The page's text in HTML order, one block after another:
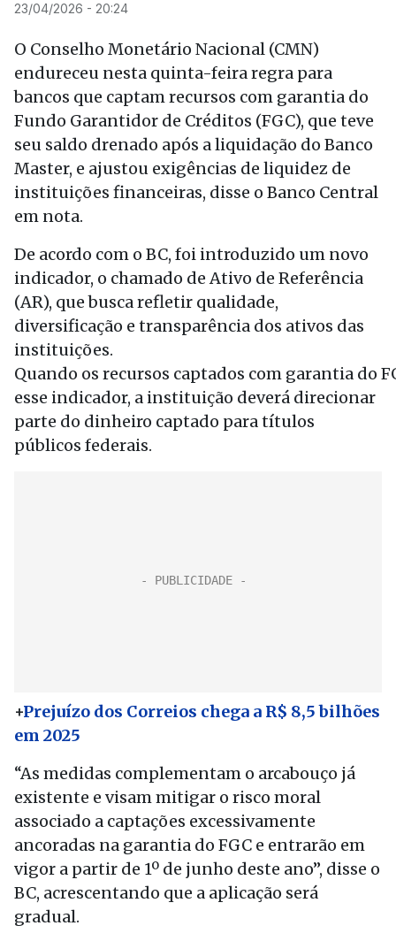
23/04/2026 - 20:24
O Conselho Monetário Nacional (CMN)
endureceu nesta quinta-feira regra para
bancos que captam recursos com garantia do
Fundo Garantidor de Créditos (FGC), que teve
seu saldo drenado após a liquidação do Banco
Master, e ajustou exigências de liquidez de
instituições financeiras, disse o Banco Central
em nota.
De acordo com o BC, foi introduzido um novo
indicador, o chamado de Ativo de Referência
(AR), que busca refletir qualidade,
diversificação e transparência dos ativos das
instituições.
Quando os recursos captados com garantia do
esse indicador, a instituição deverá direcionar
parte do dinheiro captado para títulos
públicos federais.
+Prejuízo dos Correios chega a R$ 8,5 bilhões
em 2025
“As medidas complementam o arcabouço já
existente e visam mitigar o risco moral
associado a captações excessivamente
ancoradas na garantia do FGC e entrarão em
vigor a partir de 1º de junho deste ano”, disse o
BC, acrescentando que a aplicação será
gradual.